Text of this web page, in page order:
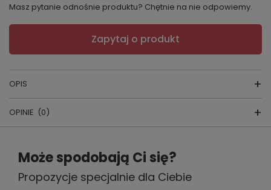
Masz pytanie odnośnie produktu? Chętnie na nie odpowiemy.
Zapytaj o produkt
OPIS
Figi Kinga
PRODUCENT:KINGA
SKŁAD: 70% poliamid, 16% bawełna, 14% elastan
OPINIE (0)
Napisz swoją opinię
Twoja ocena:
Może spodobają Ci się?
Propozycje specjalnie dla Ciebie